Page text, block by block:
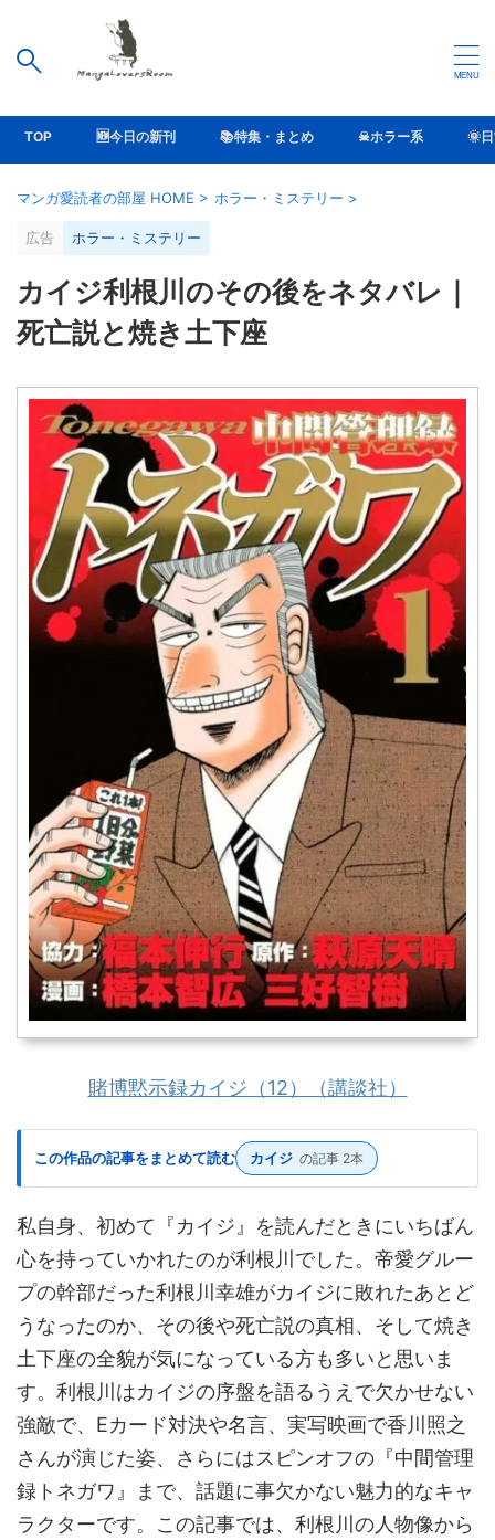
TOP 🆕今日の新刊 📚特集・まとめ ☠ホラー系 🌞
マンガ愛読者の部屋 HOME > ホラー・ミステリー >
広告 ホラー・ミステリー
カイジ利根川のその後をネタバレ｜
死亡説と焼き土下座
賭博黙示録カイジ（12）（講談社）
この作品の記事をまとめて読む カイジ の記事 2本
私自身、初めて『カイジ』を読んだときにいちばん
心を持っていかれたのが利根川でした。帝愛グルー
プの幹部だった利根川幸雄がカイジに敗れたあとど
うなったのか、その後や死亡説の真相、そして焼き
土下座の全貌が気になっている方も多いと思いま
す。利根川はカイジの序盤を語るうえで欠かせない
強敵で、Eカード対決や名言、実写映画で香川照之
さんが演じた姿、さらにはスピンオフの『中間管理
録トネガワ』まで、話題に事欠かない魅力的なキャ
ラクターです。この記事では、利根川の人物像から